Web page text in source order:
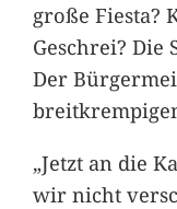
große Fiesta?
Geschrei? Die
Der
„Jetzt an die
wir nicht